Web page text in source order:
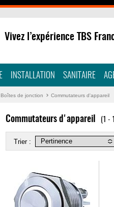
Vivez l’expérience TBS
INSTALLATION SANITAIRE
de jonction Commutateurs d'appareil
Commutateurs d'appareil (1 -
Trier :